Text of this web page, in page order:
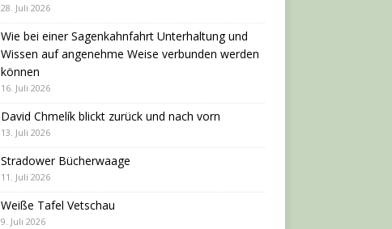
28. Juli 2026
Wie bei einer Sagenkahnfahrt Unterhaltung und
Wissen auf angenehme Weise verbunden werden
können
16. Juli 2026
David Chmelík blickt zurück und nach vorn
13. Juli 2026
Stradower Bücherwaage
11. Juli 2026
Weiße Tafel Vetschau
9. Juli 2026